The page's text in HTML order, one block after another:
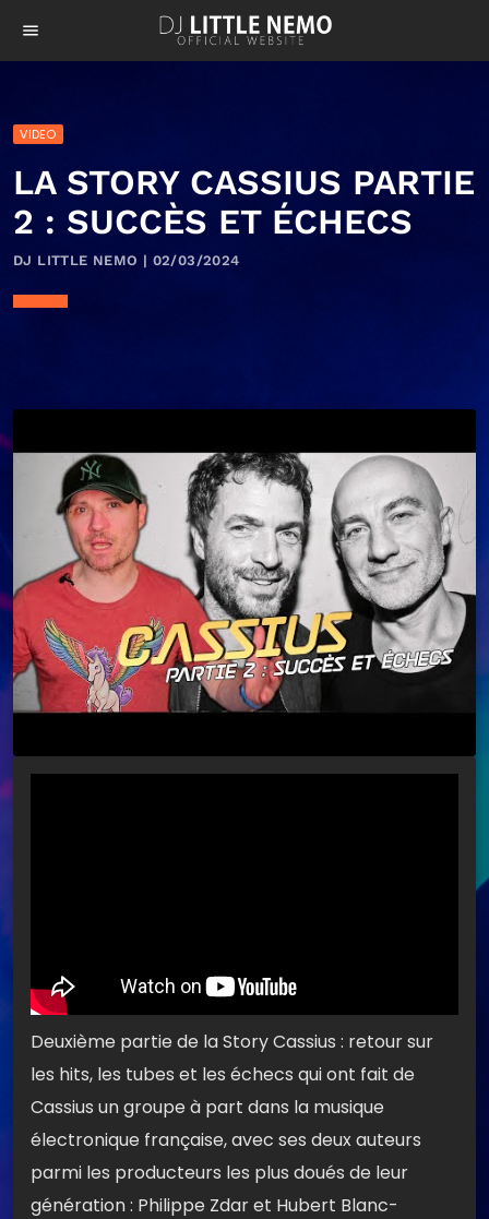
menu
VIDEO
LA STORY CASSIUS PARTIE
2 : SUCCÈS ET ÉCHECS
DJ LITTLE NEMO | 02/03/2024
Deuxième partie de la Story Cassius : retour sur
les hits, les tubes et les échecs qui ont fait de
Cassius un groupe à part dans la musique
électronique française, avec ses deux auteurs
parmi les producteurs les plus doués de leur
génération : Philippe Zdar et Hubert Blanc-